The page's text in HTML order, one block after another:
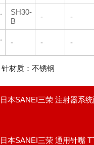
SH30-
B
- -
- - -
材质：不锈钢
日本SANEI三荣 注射器系
日本SANEI三荣 通用针嘴